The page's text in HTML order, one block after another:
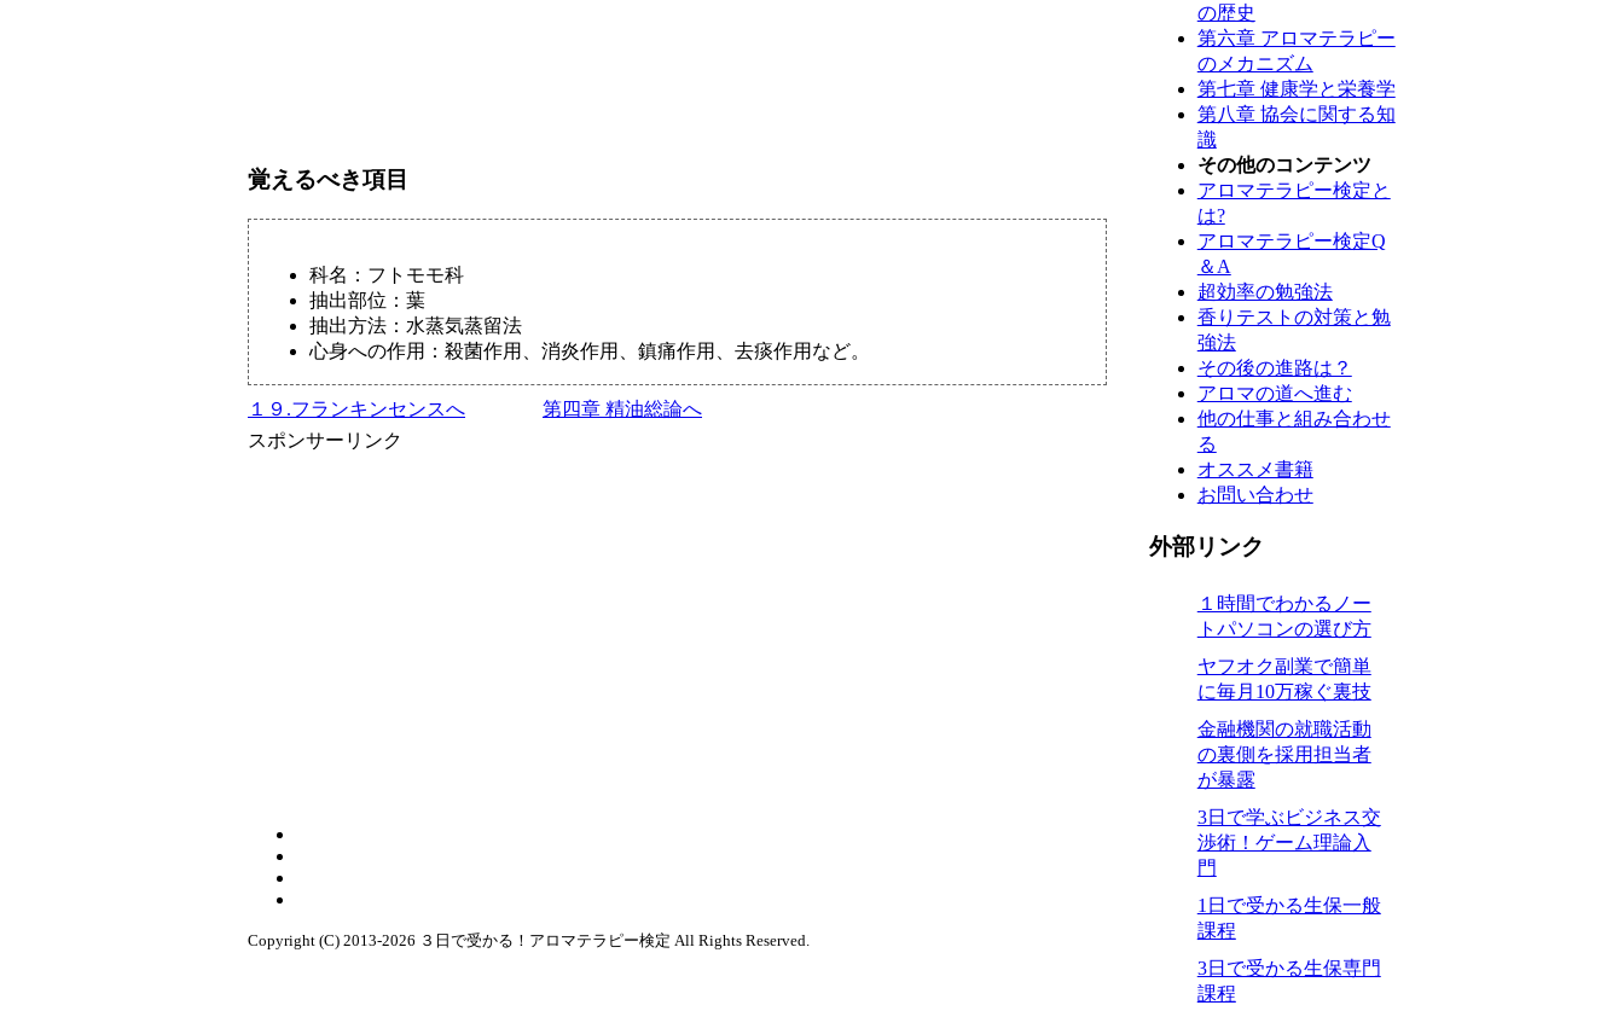
覚えるべき項目
科名：フトモモ科
抽出部位：葉
抽出方法：水蒸気蒸留法
心身への作用：殺菌作用、消炎作用、鎮痛作用、去痰作用など。
１９.フランキンセンスへ
第四章 精油総論へ
スポンサーリンク
の歴史
第六章 アロマテラピー
のメカニズム
第七章 健康学と栄養学
第八章 協会に関する知
識
その他のコンテンツ
アロマテラピー検定と
は?
アロマテラピー検定Q
＆A
超効率の勉強法
香りテストの対策と勉
強法
その後の進路は？
アロマの道へ進む
他の仕事と組み合わせ
る
オススメ書籍
お問い合わせ
外部リンク
１時間でわかるノー
トパソコンの選び方
ヤフオク副業で簡単
に毎月10万稼ぐ裏技
金融機関の就職活動
の裏側を採用担当者
が暴露
3日で学ぶビジネス交
渉術！ゲーム理論入
門
1日で受かる生保一般
課程
3日で受かる生保専門
課程
Copyright (C) 2013-2026 ３日で受かる！アロマテラピー検定 All Rights Reserved.